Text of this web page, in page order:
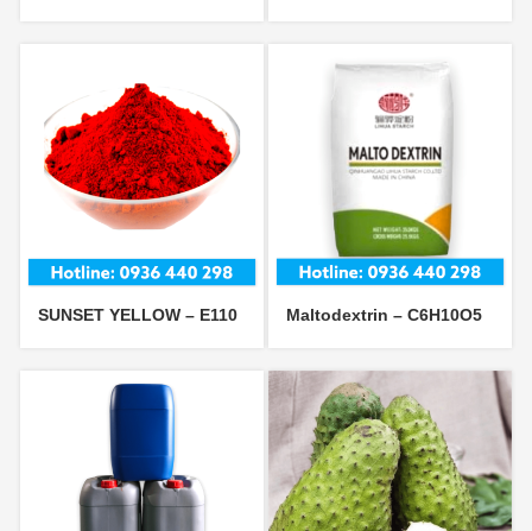
SUNSET YELLOW – E110 Maltodextrin – C6H10O5